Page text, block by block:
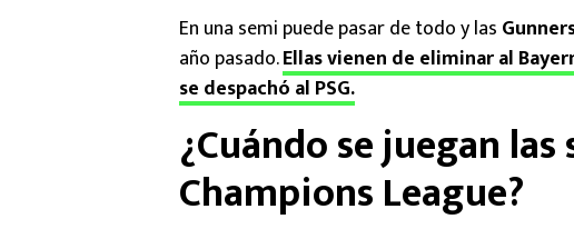
En una semi puede pasar de todo y las
año pasado.Ellas vienen de eliminar al
se despachó al PSG.
¿Cuándo se juegan
Champions League?